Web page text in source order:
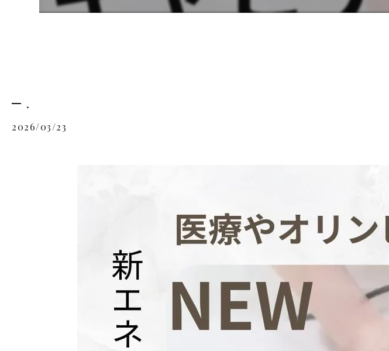
.
2026/03/23